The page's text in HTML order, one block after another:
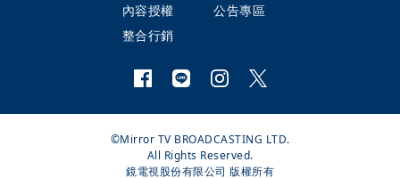
內容授權
公告專區
整合行銷
©Mirror TV BROADCASTING LTD.
All Rights Reserved.
鏡電視股份有限公司 版權所有